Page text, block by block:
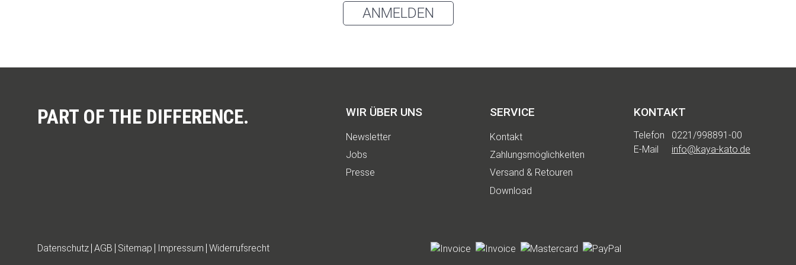
ANMELDEN
PART OF THE DIFFERENCE. WIR ÜBER UNS
Newsletter
Jobs
Presse
SERVICE
Kontakt
Zahlungsmöglichkeiten
Versand & Retouren
Download
KONTAKT
Telefon
0221/998891-00
E-Mail
info@kaya-kato.de
Datenschutz AGB Sitemap Impressum Widerrufsrecht